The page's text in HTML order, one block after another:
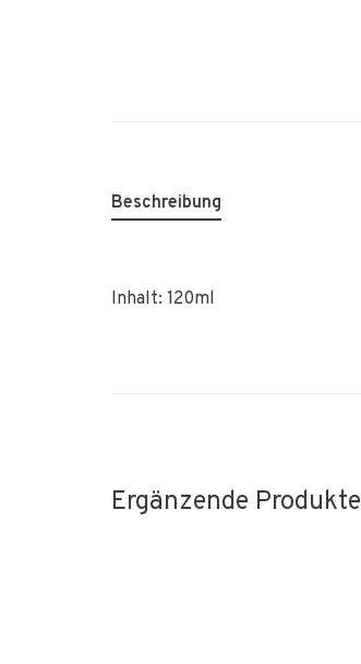
Beschreibung
Inhalt: 120ml
Ergänzende Produkte